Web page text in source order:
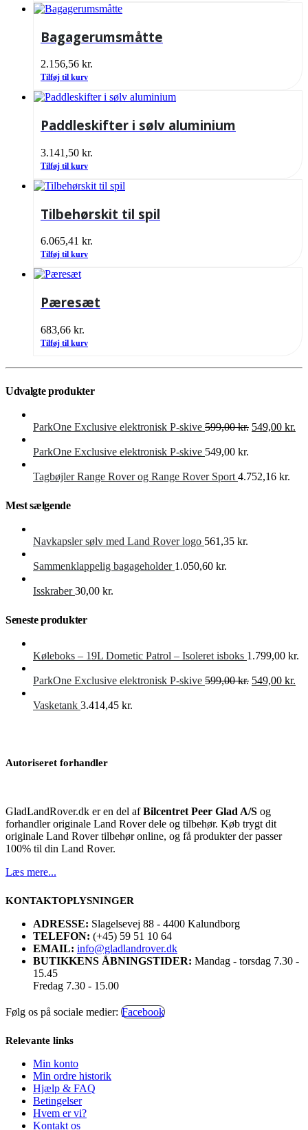
Bagagerumsmåtte
2.156,56 kr.
Tilføj til kurv
Paddleskifter i sølv aluminium
3.141,50 kr.
Tilføj til kurv
Tilbehørskit til spil
6.065,41 kr.
Tilføj til kurv
Pæresæt
683,66 kr.
Tilføj til kurv
Udvalgte produkter
ParkOne Exclusive elektronisk P-skive 599,00kr. Den
599,00 kr..
549,00 kr.
ParkOne Exclusive elektronisk P-skive 549,00 kr.
Tagbøjler Range Rover og Range Rover Sport 4.752,16 kr.
Mest sælgende
Navkapsler sølv med Land Rover logo 561,35 kr.
Sammenklappelig bagageholder 1.050,60 kr.
Isskraber 30,00 kr.
Seneste produkter
Køleboks – 19L Dometic Patrol – Isoleret isboks 1.799,00 kr.
ParkOne Exclusive elektronisk P-skive 599,00kr. Den
549,00 kr.
Vasketank 3.414,45 kr.
Autoriseret forhandler
GladLandRover.dk er en del afBilcentret Peer Glad A/S og
forhandler originale Land Rover dele og tilbehør. Køb trygt dit
originale Land Rover tilbehør online, og få produkter der passer
100% til din Land Rover.
Læs mere...
KONTAKTOPLYSNINGER
ADRESSE: Slagelsevej 88 - 4400 Kalundborg
TELEFON: (+45) 59 51 10 64
EMAIL: info@gladlandrover.dk
BUTIKKENS ÅBNINGSTIDER: Mandag - torsdag 7.30 -
15.45
Fredag 7.30 - 15.00
Følg os på sociale medier: Facebook
Relevante links
Min konto
Min ordre historik
Hjælp & FAQ
Betingelser
Hvem er vi?
Kontakt os